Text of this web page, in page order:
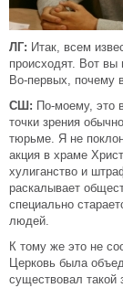
ЛГ: Итак, всем
происходят. Вот
Во-первых, почему
СШ: По-моему, это
точки зрения
тюрьме. Я не
акция в храме
хулиганство и
раскалывает
специально
людей.
К тому же это не
Церковь была
существовал